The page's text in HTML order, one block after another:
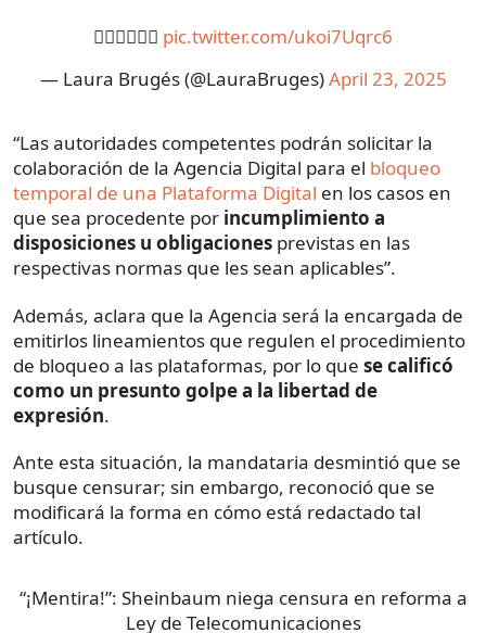
👇🏽👇🏽👇🏽 pic.twitter.com/ukoi7Uqrc6
— Laura Brugés (@LauraBruges)April 23, 2025
“Las autoridades competentes podrán solicitar la
colaboración de la Agencia Digital para el bloqueo
temporal de una Plataforma Digital en los casos en
que sea procedente por incumplimiento a
disposiciones u obligaciones previstas en las
respectivas normas que les sean aplicables”.
Además, aclara que la Agencia será la encargada de
emitirlos lineamientos que regulen el procedimiento
de bloqueo a las plataformas, por lo que se calificó
como un presunto golpe a la libertad de
expresión.
Ante esta situación, la mandataria desmintió que se
busque censurar; sin embargo, reconoció que se
modificará la forma en cómo está redactado tal
artículo.
“¡Mentira!”: Sheinbaum niega censura en reforma a
Ley de Telecomunicaciones